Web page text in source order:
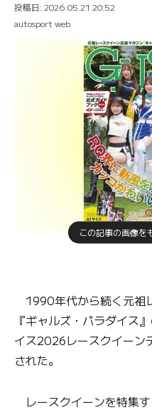
投稿日: 2026.05.21 20:52
autosport web
この記事の画像を
1990年代から続く元祖
『ギャルズ・パラダイス
イス2026レースクイーン
された。
レースクイーンを特集